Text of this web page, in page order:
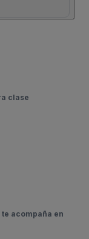
clase
acompaña en